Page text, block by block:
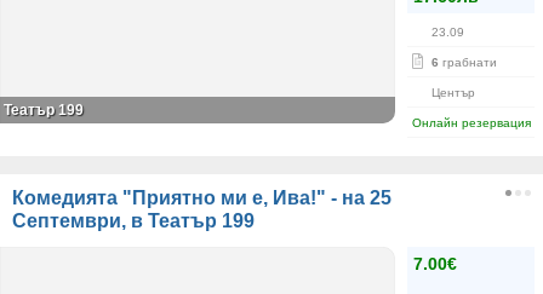
23.09
6 грабнати
Център
Онлайн резервация
Театър 199
Комедията "Приятно ми е, Ива!" - на 25
Септември, в Театър 199
7.00€